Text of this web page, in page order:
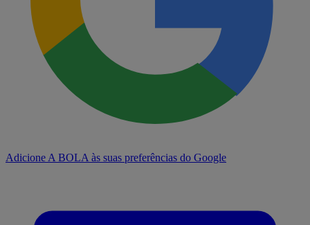
Adicione A BOLA às suas preferências do Google